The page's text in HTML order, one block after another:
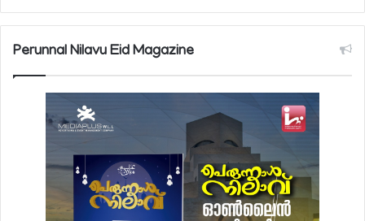
Perunnal Nilavu Eid Magazine